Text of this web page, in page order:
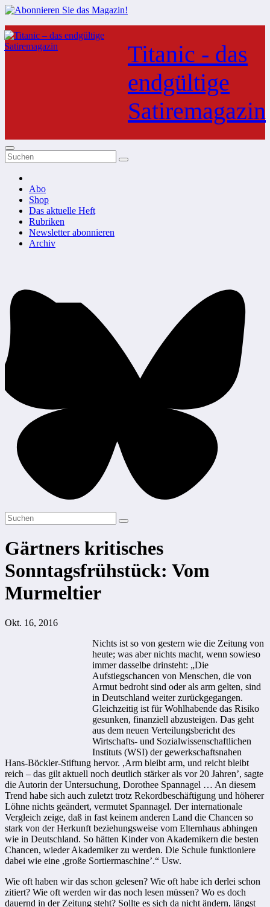
Zum
Inhalt
springen
Titanic - das
endgültige
Satiremagazin
Abo
Shop
Das aktuelle Heft
Rubriken
Newsletter abonnieren
Archiv
Gärtners kritisches
Sonntagsfrühstück: Vom
Murmeltier
Okt. 16, 2016
Nichts ist so von gestern wie die Zeitung von
heute; was aber nichts macht, wenn sowieso
immer dasselbe drinsteht: „Die
Aufstiegschancen von Menschen, die von
Armut bedroht sind oder als arm gelten, sind
in Deutschland weiter zurückgegangen.
Gleichzeitig ist für Wohlhabende das Risiko
gesunken, finanziell abzusteigen. Das geht
aus dem neuen Verteilungsbericht des
Wirtschafts- und Sozialwissenschaftlichen
Instituts (WSI) der gewerkschaftsnahen
Hans-Böckler-Stiftung hervor. ,Arm bleibt arm, und reicht bleibt
reich – das gilt aktuell noch deutlich stärker als vor 20 Jahren’, sagte
die Autorin der Untersuchung, Dorothee Spannagel … An diesem
Trend habe sich auch zuletzt trotz Rekordbeschäftigung und höherer
Löhne nichts geändert, vermutet Spannagel. Der internationale
Vergleich zeige, daß in fast keinem anderen Land die Chancen so
stark von der Herkunft beziehungsweise vom Elternhaus abhingen
wie in Deutschland. So hätten Kinder von Akademikern die besten
Chancen, wieder Akademiker zu werden. Die Schule funktioniere
dabei wie eine ,große Sortiermaschine’.“ Usw.
Wie oft haben wir das schon gelesen? Wie oft habe ich derlei schon
zitiert? Wie oft werden wir das noch lesen müssen? Wo es doch
dauernd in der Zeitung steht? Sollte es sich da nicht ändern, längst